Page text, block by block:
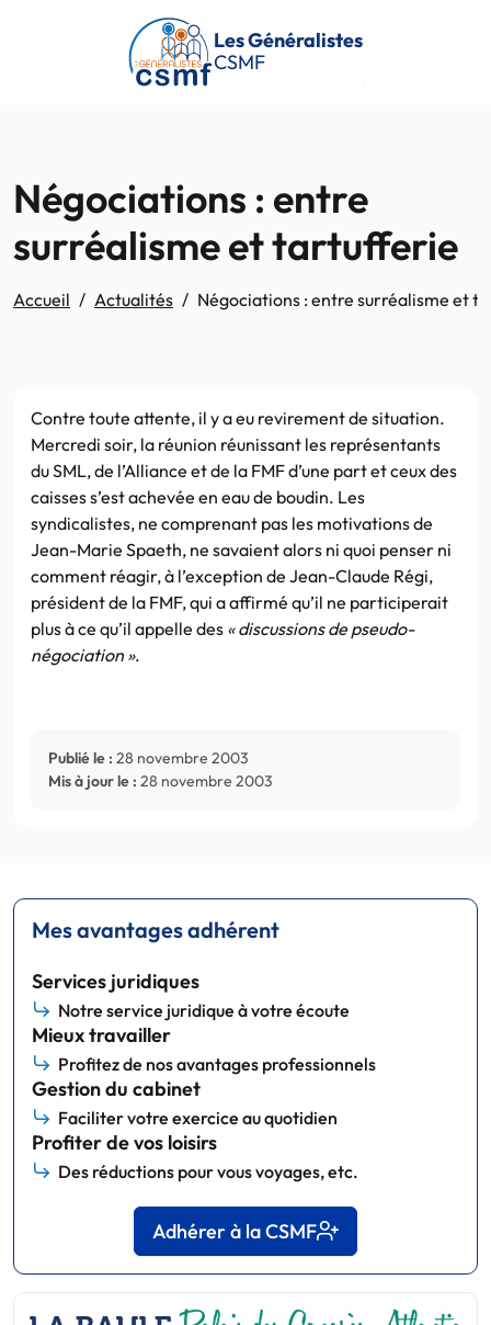
Passer au contenu principal
Les Généralistes
CSMF
Négociations : entre
surréalisme et tartufferie
Accueil Actualités Négociations : entre surréalisme et
Contre toute attente, il y a eu revirement de situation.
Mercredi soir, la réunion réunissant les représentants
du SML, de l’Alliance et de la FMF d’une part et ceux des
caisses s’est achevée en eau de boudin. Les
syndicalistes, ne comprenant pas les motivations de
Jean-Marie Spaeth, ne savaient alors ni quoi penser ni
comment réagir, à l’exception de Jean-Claude Régi,
président de la FMF, qui a affirmé qu’il ne participerait
plus à ce qu’il appelle des « discussions de pseudo-
négociation ».
Publié le : 28 novembre 2003
Mis à jour le : 28 novembre 2003
Mes avantages adhérent
Services juridiques
Notre service juridique à votre écoute
Mieux travailler
Profitez de nos avantages professionnels
Gestion du cabinet
Faciliter votre exercice au quotidien
Profiter de vos loisirs
Des réductions pour vous voyages, etc.
Adhérer à la CSMF